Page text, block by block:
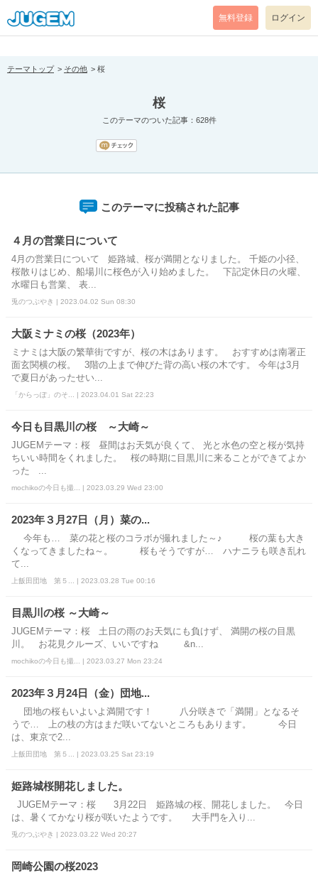
[pear_error: message="Success" code=0 mode=return level=notice
prefix="" info=""]
無料登録 ログイン
テーマトップ その他 桜
桜
このテーマのついた記事：628件
このテーマに投稿された記事
４月の営業日について
4月の営業日について 姫路城、桜が満開となりました。 千姫の小径、
桜散りはじめ、船場川に桜色が入り始めました。 下記定休日の火曜、
水曜日も営業、 表...
兎のつぶやき | 2023.04.02 Sun 08:30
大阪ミナミの桜（2023年）
ミナミは大阪の繁華街ですが、桜の木はあります。 おすすめは南署正
面玄関横の桜。 3階の上まで伸びた背の高い桜の木です。 今年は3月
で夏日があったせい...
「からっぽ」のそ... | 2023.04.01 Sat 22:23
今日も目黒川の桜 ～大崎～
JUGEMテーマ：桜 昼間はお天気が良くて、 光と水色の空と桜が気持
ちいい時間をくれました。 桜の時期に目黒川に来ることができてよか
った ...
mochikoの今日も撮... | 2023.03.29 Wed 23:00
2023年３月27日（月）菜の...
今年も… 菜の花と桜のコラボが撮れました～♪ 桜の葉も大き
くなってきましたね～。 桜もそうですが… ハナニラも咲き乱れ
て...
上飯田団地 第５... | 2023.03.28 Tue 00:16
目黒川の桜 ～大崎～
JUGEMテーマ：桜 土日の雨のお天気にも負けず、 満開の桜の目黒
川。 お花見クルーズ、いいですね &n...
mochikoの今日も撮... | 2023.03.27 Mon 23:24
2023年３月24日（金）団地...
団地の桜もいよいよ満開です！ 八分咲きで「満開」となるそ
うで… 上の枝の方はまだ咲いてないところもあります。 今日
は、東京で2...
上飯田団地 第５... | 2023.03.25 Sat 23:19
姫路城桜開花しました。
JUGEMテーマ：桜 3月22日 姫路城の桜、開花しました。 今日
は、暑くてかなり桜が咲いたようです。 大手門を入り...
兎のつぶやき | 2023.03.22 Wed 20:27
岡崎公園の桜2023